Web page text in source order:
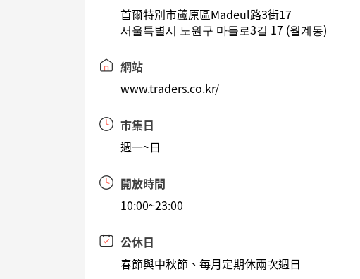
首爾特別市蘆原區Madeul路3街17
서울특별시 노원구 마들로3길 17 (월계동)
網站
www.traders.co.kr/
市集日
週一~日
開放時間
10:00~23:00
公休日
春節與中秋節、每月定期休兩次週日